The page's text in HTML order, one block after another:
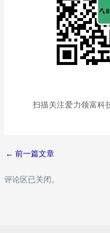
扫描关注爱力领富科
Post
← 前一篇文章
评论区已关闭。